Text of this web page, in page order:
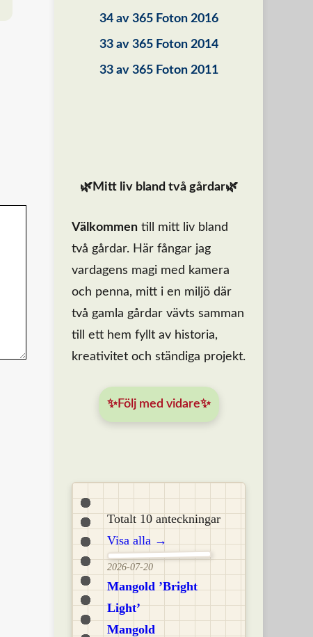
34 av 365 Foton 2016
33 av 365 Foton 2014
33 av 365 Foton 2011
🌿Mitt liv bland två gårdar🌿
Välkommen till mitt liv bland
två gårdar. Här fångar jag
vardagens magi med kamera
och penna, mitt i en miljö där
två gamla gårdar vävts samman
till ett hem fyllt av historia,
kreativitet och ständiga projekt.
✨Följ med vidare✨
Totalt 10 anteckningar
Visa alla →
2026-07-20
Mangold ’Bright
Light’
Mangold